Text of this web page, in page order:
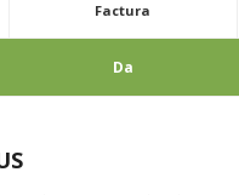
Factura
Da